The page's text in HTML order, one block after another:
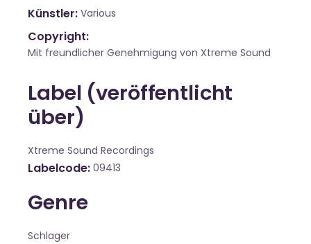
Künstler Various
Copyright:
Mit freundlicher Genehmigung von Xtreme Sound
Label (veröffentlicht
über)
Xtreme Sound Recordings
Labelcode 09413
Genre
Schlager